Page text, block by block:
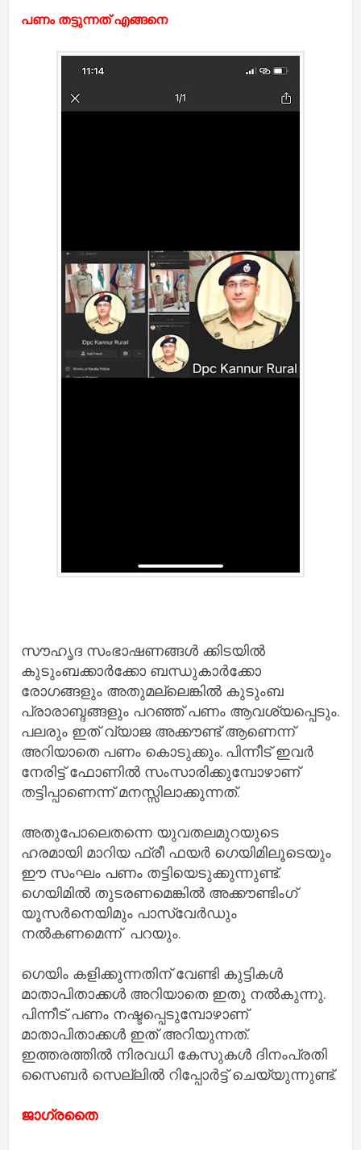
പണം തട്ടുന്നത് എങ്ങനെ
സൗഹൃദ സംഭാഷണങ്ങൾ ക്കിടയിൽ
കുടുംബക്കാർക്കോ ബന്ധുകാർക്കോ
രോഗങ്ങളും അതുമല്ലെങ്കിൽ കുടുംബ
പ്രാരാബ്ദങ്ങളും പറഞ്ഞ് പണം ആവശ്യപ്പെടും.
പലരും ഇത് വ്യാജ അക്കൗണ്ട് ആണെന്ന്
അറിയാതെ പണം കൊടുക്കും. പിന്നീട് ഇവർ
നേരിട്ട് ഫോണിൽ സംസാരിക്കുമ്പോഴാണ്
തട്ടിപ്പാണെന്ന് മനസ്സിലാക്കുന്നത്.
അതുപോലെതന്നെ യുവതലമുറയുടെ
ഹരമായി മാറിയ ഫ്രീ ഫയർ ഗെയിമിലൂടെയും
ഈ സംഘം പണം തട്ടിയെടുക്കുന്നുണ്ട്.
ഗെയിമിൽ തുടരണമെങ്കിൽ അക്കൗണ്ടിംഗ്
യൂസർനെയിമും പാസ്‌വേർഡും
നൽകണമെന്ന് പറയും.
ഗെയിം കളിക്കുന്നതിന് വേണ്ടി കുട്ടികൾ
മാതാപിതാക്കൾ അറിയാതെ ഇതു നൽകുന്നു.
പിന്നീട് പണം നഷ്ടപ്പെടുമ്പോഴാണ്
മാതാപിതാക്കൾ ഇത് അറിയുന്നത്.
ഇത്തരത്തിൽ നിരവധി കേസുകൾ ദിനംപ്രതി
സൈബർ സെല്ലിൽ റിപ്പോർട്ട് ചെയ്യുന്നുണ്ട്.
ജാഗ്രതൈ